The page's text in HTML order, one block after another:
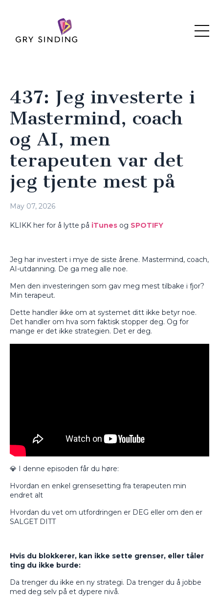
437: Jeg investerte i
Mastermind, coach
og AI, men
terapeuten var det
jeg tjente mest på
May 07, 2026
KLIKK her for å lytte på iTunes og SPOTIFY
Jeg har investert i mye de siste årene. Mastermind, coach,
AI-utdanning. De ga meg alle noe.
Men den investeringen som gav meg mest tilbake i fjor?
Min terapeut.
Dette handler ikke om at systemet ditt ikke betyr noe.
Det handler om hva som faktisk stopper deg. Og for
mange er det ikke strategien. Det er deg.
💎 I denne episoden får du høre:
Hvordan en enkel grensesetting fra terapeuten min
endret alt
Hvordan du vet om utfordringen er DEG eller om den er
SALGET DITT
Hvis du blokkerer, kan ikke sette grenser, eller tåler
ting du ikke burde:
Da trenger du ikke en ny strategi. Da trenger du å jobbe
med deg selv på et dypere nivå.